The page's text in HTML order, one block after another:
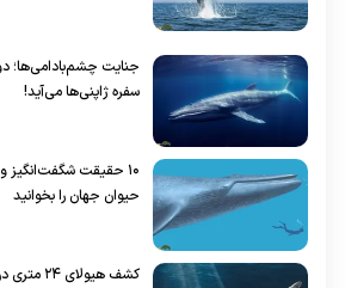
جنایت چشم‌بادامی‌ها؛
سفره ژاپنی‌ها می‌آید!
۱۰ حقیقت شگفت‌انگیز
حیوان جهان را بخوانید
کشف